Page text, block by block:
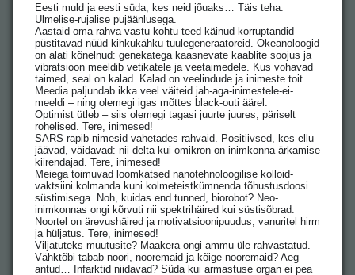
Eesti muld ja eesti süda, kes neid jõuaks… Täis teha.
Ulmelise-rujalise pujäänlusega.
Aastaid oma rahva vastu kohtu teed käinud korruptandid
püstitavad nüüd kihkukähku tuulegeneraatoreid. Okeanoloogid
on alati kõnelnud: genekatega kaasnevate kaablite soojus ja
vibratsioon meeldib vetikatele ja veetaimedele. Kus vohavad
taimed, seal on kalad. Kalad on veelindude ja inimeste toit.
Meedia paljundab ikka veel väiteid jah-aga-inimestele-ei-
meeldi – ning olemegi igas mõttes black-outi äärel.
Optimist ütleb – siis olemegi tagasi juurte juures, päriselt
rohelised. Tere, inimesed!
SARS rapib nimesid vahetades rahvaid. Positiivsed, kes ellu
jäävad, väidavad: nii delta kui omikron on inimkonna ärkamise
kiirendajad. Tere, inimesed!
Meiega toimuvad loomkatsed nanotehnoloogilise kolloid-
vaktsiini kolmanda kuni kolmeteistkümnenda tõhustusdoosi
süstimisega. Noh, kuidas end tunned, biorobot? Neo-
inimkonnas ongi kõrvuti nii spektrihäired kui süstisõbrad.
Noortel on ärevushäired ja motivatsioonipuudus, vanuritel hirm
ja hüljatus. Tere, inimesed!
Viljatuteks muutusite? Maakera ongi ammu üle rahvastatud.
Vähktõbi tabab noori, nooremaid ja kõige nooremaid? Aeg
antud… Infarktid niidavad? Süda kui armastuse organ ei pea